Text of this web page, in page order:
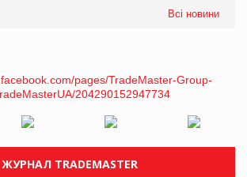
Всі новини
ЖУРНАЛ TRADEMASTER